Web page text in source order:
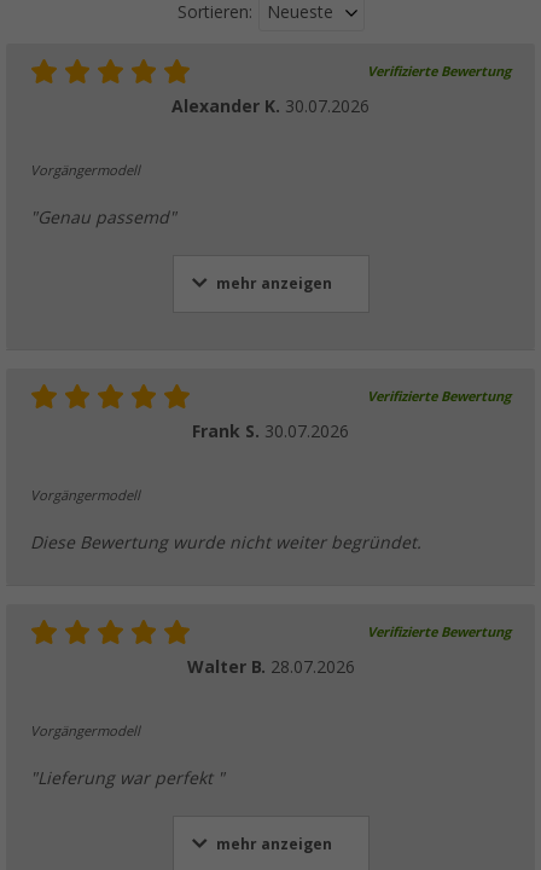
Sortieren: Neueste
Verifizierte Bewertung
Alexander K. 30.07.2026
Vorgängermodell
"Genau passemd"
mehr anzeigen
Verifizierte Bewertung
Frank S. 30.07.2026
Vorgängermodell
Diese Bewertung wurde nicht weiter begründet.
Verifizierte Bewertung
Walter B. 28.07.2026
Vorgängermodell
"Lieferung war perfekt "
mehr anzeigen